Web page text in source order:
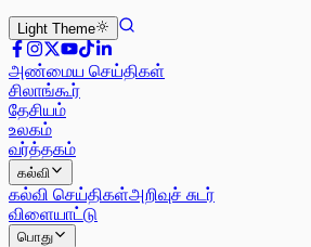
Light Theme
அண்மைய செய்திகள்
சிலாங்கூர்
தேசியம்
உலகம்
வர்த்தகம்
கல்வி
கல்வி செய்திகள்அறிவுச் சுடர்
விளையாட்டு
பொது